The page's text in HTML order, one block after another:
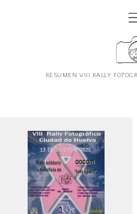
RESUMEN VIII RALLY